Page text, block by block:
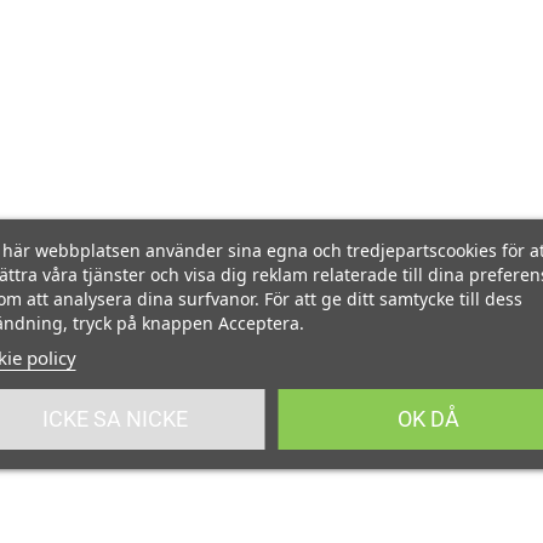
här webbplatsen använder sina egna och tredjepartscookies för
våra tjänster och visa dig reklam relaterade till dina
att analysera dina surfvanor. För att ge ditt samtycke till dess
tryck på knappen Acceptera.
policy
ICKE SA NICKE OK DÅ